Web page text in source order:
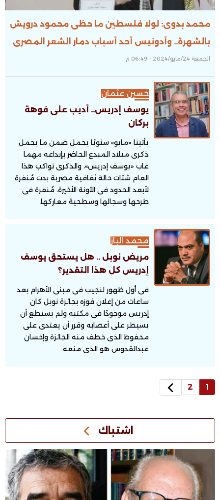
محمد بدوى: لولا فلسطين ما حظى محمود درويش
بالشهرة.. وأدونيس أحد أسباب دمار الشعر المصرى
الجمعة 24/مايو/2024 - 06:49 م
حسين عثمان
يوسف إدريس.. أديب على فوهة
بركان
يأتينا «مايو» سنويًا يحمل ضمن ما يحمل
ذكرى ميلاد المبدع الحاضر بإبداعه مهما
غاب «يوسف إدريس»، والذكرى تواكب هذا
العام شتات حالة ثقافية مصرية بدت مُنفرة
لأبعد الحدود فى الآونة الأخيرة، مُنفرة فى
طرحها وسجالها وسطحية معاركها.
محمد الباز
مريض نوبل .. هل يستحق يوسف
إدريس كل هذا التقدير؟
فى أول ظهور لنجيب فى مبنى الأهرام بعد
ساعات من إعلان فوزه بجائزة نوبل كان
إدريس موجودًا فى مكتبه ولم يستطع أن
يسيطر على أعصابه وقرر أن يعتدى على
محفوظ الذى خطف منه الجائزة وإحسان
عبدالقدوس هو الذى منعه.
1
2
اشتباك